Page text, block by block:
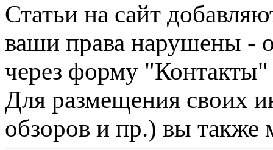
Статьи на сайт
ваши права нарушены -
через форму "Контакты"
Для размещения своих
обзоров и пр.) вы также